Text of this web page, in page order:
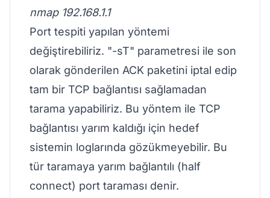
nmap 192.168.1.1
Port tespiti yapılan yöntemi
değiştirebiliriz. "-sT" parametresi ile son
olarak gönderilen ACK paketini iptal edip
tam bir TCP bağlantısı sağlamadan
tarama yapabiliriz. Bu yöntem ile TCP
bağlantısı yarım kaldığı için hedef
sistemin loglarında gözükmeyebilir. Bu
tür taramaya yarım bağlantılı (half
connect) port taraması denir.